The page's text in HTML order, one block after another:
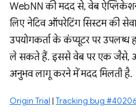
WebNN की मदद से, वेब
लिए नेटिव ऑपरेटिंग सिस्टम की
उपयोगकर्ता के कंप्यूटर पर उपलब्ध
ले सकते हैं. इससे वेब पर एक जैसे,
अनुभव लागू करने में मदद मिलती है.
Origin Trial | Tracking bug